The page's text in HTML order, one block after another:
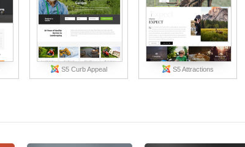
S5 Curb Appeal S5 Attractions